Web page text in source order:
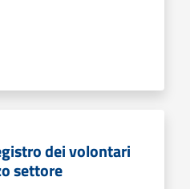
dei volontari
settore